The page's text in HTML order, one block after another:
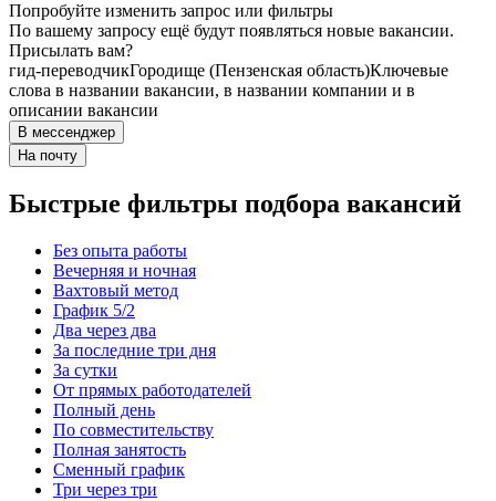
Попробуйте изменить запрос или фильтры
По вашему запросу ещё будут появляться новые вакансии.
Присылать вам?
гид-переводчикГородище (Пензенская область)Ключевые
слова в названии вакансии, в названии компании и в
описании вакансии
В мессенджер
На почту
Быстрые фильтры подбора вакансий
Без опыта работы
Вечерняя и ночная
Вахтовый метод
График 5/2
Два через два
За последние три дня
За сутки
От прямых работодателей
Полный день
По совместительству
Полная занятость
Сменный график
Три через три